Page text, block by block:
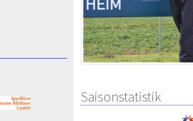
Saisonstatistik